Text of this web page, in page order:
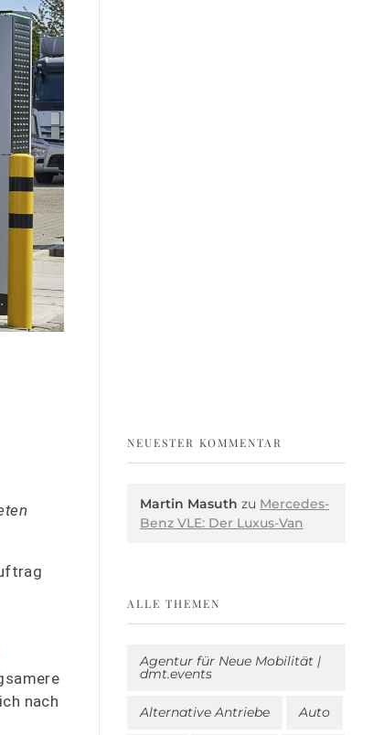
nach
NEUESTER KOMMENTAR
Martin Masuth zu Mercedes-
Benz VLE: Der Luxus-Van
ALLE THEMEN
Agentur für Neue Mobilität |
dmt.events
Alternative Antriebe Auto